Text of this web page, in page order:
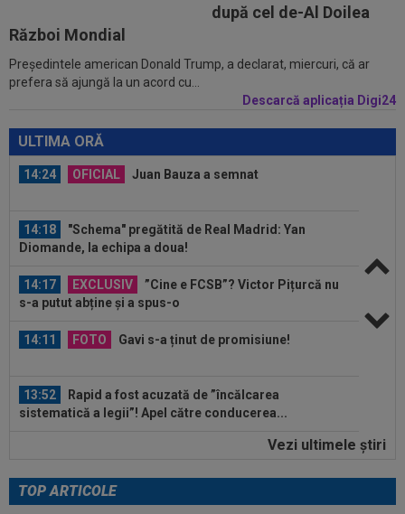
după cel de-Al Doilea
Război Mondial
Președintele american Donald Trump, a declarat, miercuri, că ar
prefera să ajungă la un acord cu...
Descarcă aplicația Digi24
ULTIMA ORĂ
Ilie Dumitrescu l-a găsit vinovat la
FCSB: ”N-ai cum să faci asta. Semnal de...
14:59
Abia aștepta! Carragher l-a pus la colț pe Mo
Salah: "Mă gândeam că vrea să...
cu KuPS din Europa League: reveniri...
14:24 OFICIAL Juan Bauza a semnat
14:18
"Schema" pregătită de Real Madrid: Yan
Diomande, la echipa a doua!
14:17 EXCLUSIV
”Cine e FCSB”? Victor Pițurcă nu
s-a putut abține și a spus-o
14:11 FOTO Gavi s-a ținut de promisiune!
13:52
Rapid a fost acuzată de ”încălcarea
sistematică a legii”! Apel către conducerea...
Ilie Dumitrescu l-a găsit vinovat la
14:59
Abia aștepta! Carragher l-a pus la colț pe Mo
Vezi ultimele ştiri
TOP ARTICOLE